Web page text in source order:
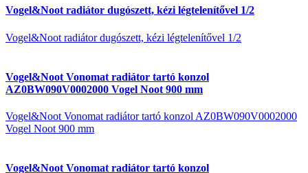
Vogel&Noot radiátor dugószett, kézi légtelenítővel 1/2
Vogel&Noot radiátor dugószett, kézi légtelenítővel 1/2
Vogel&Noot Vonomat radiátor tartó konzol
AZ0BW090V0002000 Vogel Noot 900 mm
Vogel&Noot Vonomat radiátor tartó konzol AZ0BW090V0002000
Vogel Noot 900 mm
Vogel&Noot Vonomat radiátor tartó konzol